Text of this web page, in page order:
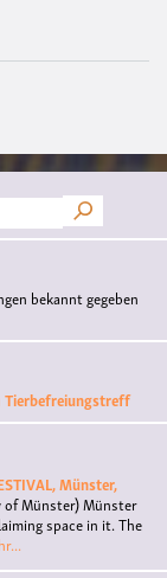
am
bekannt gegeben
Tierbefreiungstreff
Münster,
Münster)Münster
space in it. The